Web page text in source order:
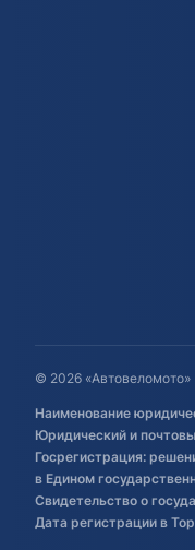
© 2026 «Автовеломото»
Наименование
Юридический и
Госрегистрация:
в Едином
Свидетельство о
Дата регистрации в